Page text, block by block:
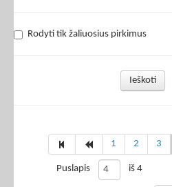
Rodyti tik žaliuosius pirkimus
Ieškoti
1 2 3
Puslapis iš 4